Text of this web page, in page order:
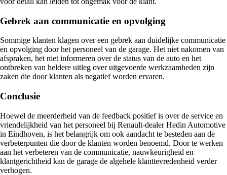
Gebrek aan communicatie en opvolging
Sommige klanten klagen over een gebrek aan duidelijke communicatie
en opvolging door het personeel van de garage. Het niet nakomen van
afspraken, het niet informeren over de status van de auto en het
ontbreken van heldere uitleg over uitgevoerde werkzaamheden zijn
zaken die door klanten als negatief worden ervaren.
Conclusie
Hoewel de meerderheid van de feedback positief is over de service en
vriendelijkheid van het personeel bij Renault-dealer Hedin Automotive
in Eindhoven, is het belangrijk om ook aandacht te besteden aan de
verbeterpunten die door de klanten worden benoemd. Door te werken
aan het verbeteren van de communicatie, nauwkeurigheid en
klantgerichtheid kan de garage de algehele klanttevredenheid verder
verhogen.